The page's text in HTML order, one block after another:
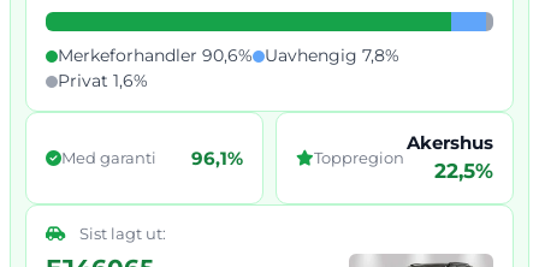
Merkeforhandler 90,6%
Uavhengig 7,8%
Privat 1,6%
Med garanti 96,1% Toppregion
Akershus
22,5%
Sist lagt ut: